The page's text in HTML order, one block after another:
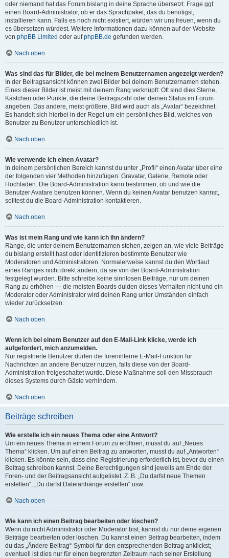
oder niemand hat das Forum bislang in deine Sprache übersetzt. Frage ggf.
einen Board-Administrator, ob er das Sprachpaket, das du benötigst,
installieren kann. Falls es noch nicht existiert, würden wir uns freuen, wenn du
es übersetzen würdest. Weitere Informationen dazu können auf der Website
von phpBB Limited oder aufphpBB.de gefunden werden.
Nach oben
Was sind das für Bilder, die bei meinem Benutzernamen angezeigt werden?
In der Beitragsansicht können zwei Bilder bei deinem Benutzernamen stehen.
Eines dieser Bilder ist meist mit deinem Rang verknüpft: Oft sind dies Sterne,
Kästchen oder Punkte, die deine Beitragszahl oder deinen Status im Forum
angeben. Das andere, meist größere, Bild wird auch als „Avatar“ bezeichnet.
Es handelt sich hierbei in der Regel um ein persönliches Bild, welches von
Benutzer zu Benutzer unterschiedlich ist.
Nach oben
Wie verwende ich einen Avatar?
In deinem persönlichen Bereich kannst du unter „Profil“ einen Avatar über eine
der folgenden vier Methoden hinzufügen: Gravatar, Galerie, Remote oder
Hochladen. Die Board-Administration kann bestimmen, ob und wie die
Benutzer Avatare benutzen können. Wenn du keinen Avatar benutzen kannst,
solltest du die Board-Administration kontaktieren.
Nach oben
Was ist mein Rang und wie kann ich ihn ändern?
Ränge, die unter deinem Benutzernamen stehen, zeigen an, wie viele Beiträge
du bislang erstellt hast oder identifizieren bestimmte Benutzer wie
Moderatoren und Administratoren. Normalerweise kannst du den Wortlaut
eines Ranges nicht direkt ändern, da sie von der Board-Administration
festgelegt wurden. Bitte schreibe keine sinnlosen Beiträge, nur um deinen
Rang zu erhöhen — die meisten Boards dulden dieses Verhalten nicht und ein
Moderator oder Administrator wird deinen Rang unter Umständen einfach
wieder zurücksetzen.
Nach oben
Wenn ich bei einem Benutzer auf den E-Mail-Link klicke, werde ich
aufgefordert, mich anzumelden.
Nur registrierte Benutzer dürfen die foreninterne E-Mail-Funktion für
Nachrichten an andere Benutzer nutzen, falls diese von der Board-
Administration freigeschaltet wurde. Diese Maßnahme soll den Missbrauch
dieses Systems durch Gäste verhindern.
Nach oben
Beiträge schreiben
Wie erstelle ich ein neues Thema oder eine Antwort?
Um ein neues Thema in einem Forum zu eröffnen, musst du auf „Neues
Thema“ klicken. Um auf einen Beitrag zu antworten, musst du auf „Antworten“
klicken. Es könnte sein, dass eine Registrierung erforderlich ist, bevor du einen
Beitrag schreiben kannst. Deine Berechtigungen sind jeweils am Ende der
Foren- und der Beitragsansicht aufgelistet. Z. B. „Du darfst neue Themen
erstellen“, „Du darfst Dateianhänge erstellen“ usw.
Nach oben
Wie kann ich einen Beitrag bearbeiten oder löschen?
Wenn du nicht Administrator oder Moderator bist, kannst du nur deine eigenen
Beiträge bearbeiten oder löschen. Du kannst einen Beitrag bearbeiten, indem
du das „Ändere Beitrag“-Symbol für den entsprechenden Beitrag anklickst;
eventuell ist dies nur für einen begrenzten Zeitraum nach seiner Erstellung